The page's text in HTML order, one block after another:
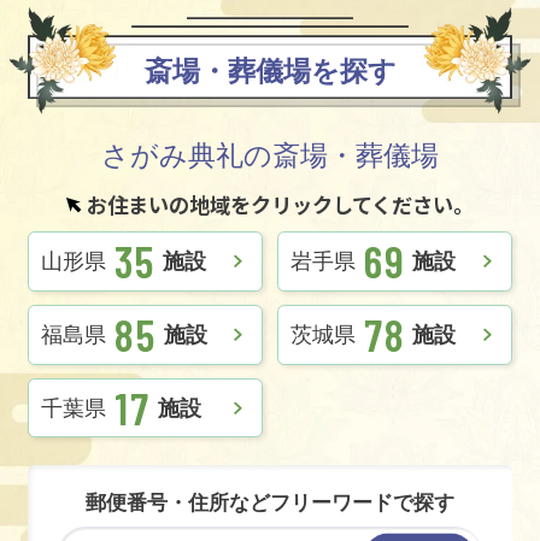
斎場・葬儀場を探す
さがみ典礼の斎場・葬儀場
お住まいの地域をクリックしてください。
山形県 35 施設 岩手県 69 施設
福島県 85 施設 茨城県 78 施設
千葉県 17 施設
郵便番号・住所などフリーワードで探す